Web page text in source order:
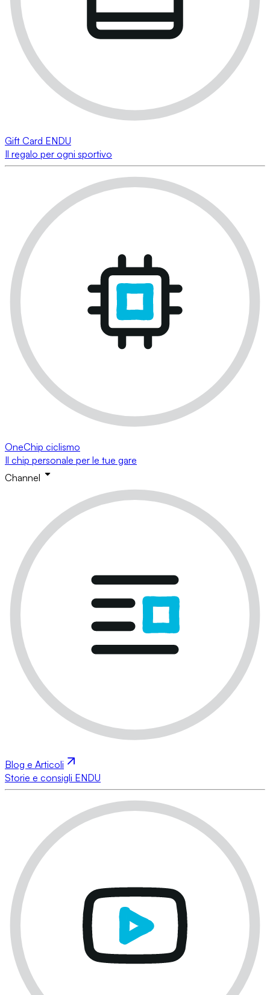
Gift Card ENDU
Il regalo per ogni sportivo
OneChip ciclismo
Il chip personale per le tue gare
Channel
Blog e Articoli
Storie e consigli ENDU